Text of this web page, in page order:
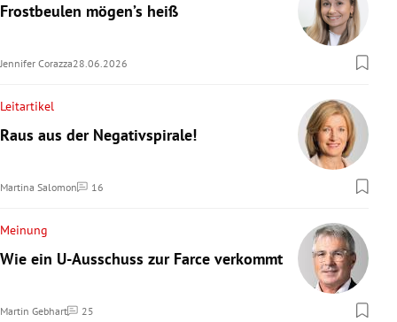
Frostbeulen mögen’s heiß
Jennifer Corazza28.06.2026
Leitartikel
Raus aus der Negativspirale!
Martina Salomon 16
Kommentare
Meinung
Wie ein U-Ausschuss zur Farce verkommt
Martin Gebhart 25
Kommentare